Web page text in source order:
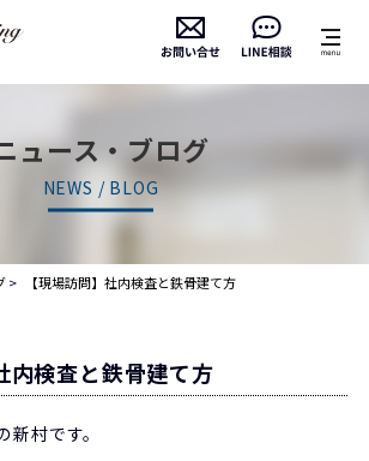
ュース・ブログ
NEWS / BLOG
【現場訪問】社内検査と鉄骨建て方
内検査と鉄骨建て方
新村です。